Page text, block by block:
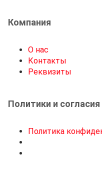
Компания
О нас
Контакты
Реквизиты
Политики и согласия
Политика